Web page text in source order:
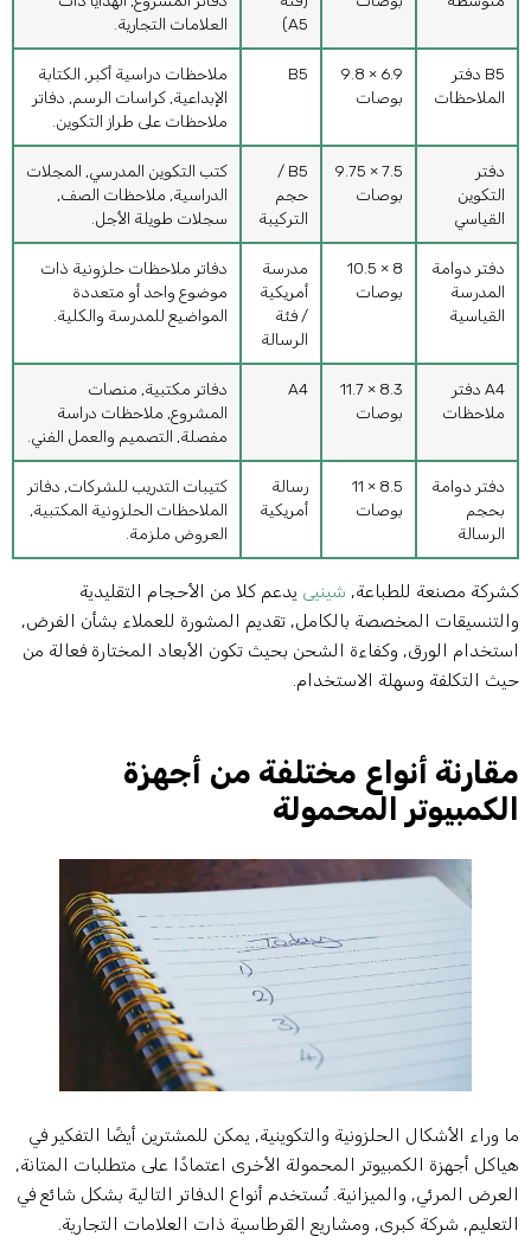
A5)
العلامات التجارية.
B5 دفتر
الملاحظات
6.9 × 9.8
بوصات
B5
ملاحظات دراسية أكبر, الكتابة
الإبداعية, كراسات الرسم, دفاتر
ملاحظات على طراز التكوين.
دفتر
التكوين
القياسي
7.5 × 9.75
بوصات
B5 /
حجم
التركيبة
كتب التكوين المدرسي, المجلات
الدراسية, ملاحظات الصف,
سجلات طويلة الأجل.
دفتر دوامة
المدرسة
القياسية
8 × 10.5
بوصات
مدرسة
أمريكية
/ فئة
الرسالة
دفاتر ملاحظات حلزونية ذات
موضوع واحد أو متعددة
المواضيع للمدرسة والكلية.
A4 دفتر
ملاحظات
8.3 × 11.7
بوصات
A4
دفاتر مكتبية, منصات
المشروع, ملاحظات دراسة
مفصلة, التصميم والعمل الفني.
دفتر دوامة
بحجم
الرسالة
8.5 × 11
بوصات
رسالة
أمريكية
كتيبات التدريب للشركات, دفاتر
الملاحظات الحلزونية المكتبية,
العروض ملزمة.
مصنعة للطباعة,شينيىيدعم كلا من الأحجام التقليدية
المخصصة بالكامل, تقديم المشورة للعملاء بشأن الفرض,
الورق, وكفاءة الشحن بحيث تكون الأبعاد المختارة فعالة من
التكلفة وسهلة الاستخدام.
أنواع مختلفة من أجهزة
المحمولة
وراء الأشكال الحلزونية والتكوينية, يمكن للمشترين أيضًا التفكير في
أجهزة الكمبيوتر المحمولة الأخرى اعتمادًا على متطلبات المتانة,
المرئي, والميزانية. تُستخدم أنواع الدفاتر التالية بشكل شائع في
شركة كبرى, ومشاريع القرطاسية ذات العلامات التجارية.